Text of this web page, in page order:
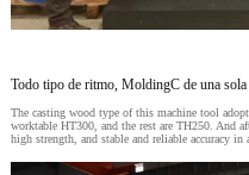
Todo tipo de ritmo, MoldingC de una sola
The casting wood type of this machine tool
worktable HT300, and the rest are TH250. And
high strength, and stable and reliable accuracy in